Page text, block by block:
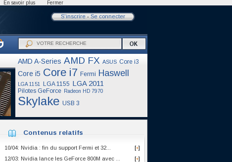
S'inscrire- Se connecter
AMD A-Series AMD FX ASUS Core i3
Core i5 Core i7 Fermi Haswell
LGA 1151 LGA 1155 LGA 2011
Pilotes GeForce Radeon HD 7970
Skylake USB 3
Contenus relatifs
[+]
10/04: Nvidia : fin du support Fermi et 32...
[+]
12/03: Nvidia lance les GeForce 800M avec ...
En savoir plus Fermer